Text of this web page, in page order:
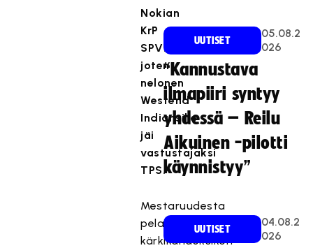
Nokian
KrP
SPV:n,
joten
nelonen
Westend
Indiansille
jäi
vastustajaksi
TPS.
Mestaruudesta
pelaavan
kärkikahdeksikon
UUTISET
05.08.2
026
“Kannustava
ilmapiiri syntyy
yhdessä – Reilu
Aikuinen -pilotti
käynnistyy”
UUTISET
04.08.2
026